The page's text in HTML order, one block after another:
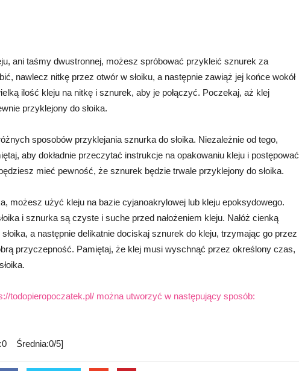
ani taśmy dwustronnej, możesz spróbować przykleić sznurek za
nawlecz nitkę przez otwór w słoiku, a następnie zawiąż jej końce wokół
ilość kleju na nitkę i sznurek, aby je połączyć. Poczekaj, aż klej
przyklejony do słoika.
sposobów przyklejania sznurka do słoika. Niezależnie od tego,
aby dokładnie przeczytać instrukcje na opakowaniu kleju i postępować
mieć pewność, że sznurek będzie trwale przyklejony do słoika.
możesz użyć kleju na bazie cyjanoakrylowej lub kleju epoksydowego.
i sznurka są czyste i suche przed nałożeniem kleju. Nałóż cienką
a następnie delikatnie dociskaj sznurek do kleju, trzymając go przez
przyczepność. Pamiętaj, że klej musi wyschnąć przez określony czas,
todopieropoczatek.pl/ można utworzyć w następujący sposób:
Średnia:0/5]